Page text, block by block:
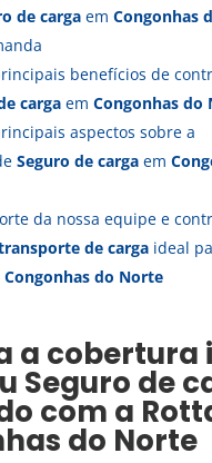
de cargaem Congonhas
benefícios de
cargaem Congonhas do
aspectos sobre a
Seguro de cargaem
da nossa equipe e
de cargaideal
Congonhas do Norte
a cobertura
Seguro de
com a
do Norte